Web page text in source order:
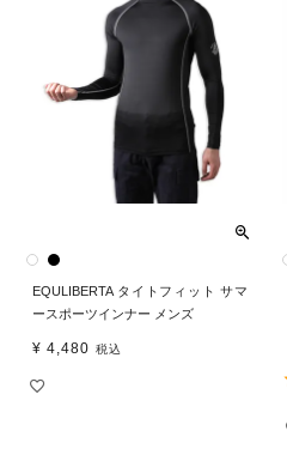
EQULIBERTA タイトフィット サマ
ースポーツインナー メンズ
¥ 4,480 税込